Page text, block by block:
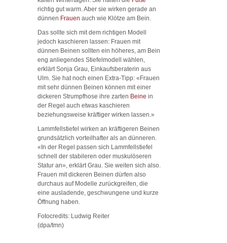
richtig gut warm. Aber sie wirken gerade an
dünnen Frauen auch wie Klötze am Bein.
Das sollte sich mit dem richtigen Modell
jedoch kaschieren lassen: Frauen mit
dünnen Beinen sollten ein höheres, am Bein
eng anliegendes Stiefelmodell wählen,
erklärt Sonja Grau, Einkaufsberaterin aus
Ulm. Sie hat noch einen Extra-Tipp: «Frauen
mit sehr dünnen Beinen können mit einer
dickeren Strumpfhose ihre zarten Beine in
der Regel auch etwas kaschieren
beziehungsweise kräftiger wirken lassen.»
Lammfellstiefel wirken an kräftigeren Beinen
grundsätzlich vorteilhafter als an dünneren.
«In der Regel passen sich Lammfellstiefel
schnell der stabileren oder muskulöseren
Statur an», erklärt Grau. Sie weiten sich also.
Frauen mit dickeren Beinen dürfen also
durchaus auf Modelle zurückgreifen, die
eine ausladende, geschwungene und kurze
Öffnung haben.
Fotocredits: Ludwig Reiter
(dpa/tmn)